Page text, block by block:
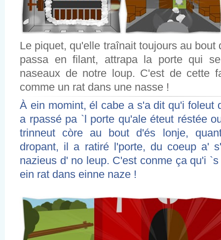
Le piquet, qu'elle traînait toujours au bout
passa en filant, attrapa la porte qui
naseaux de notre loup. C'est de cette
comme un rat dans une nasse !
À ein momint, él cabe a s'a dit qu'i foleut
a rpassé pa `l porte qu'ale éteut réstée
trinneut còre au bout d'és lonje,
dropant, il a ratiré l'porte, du coeup a'
nazieus d' no leup. C'est conme ça qu'i
ein rat dans einne naze !